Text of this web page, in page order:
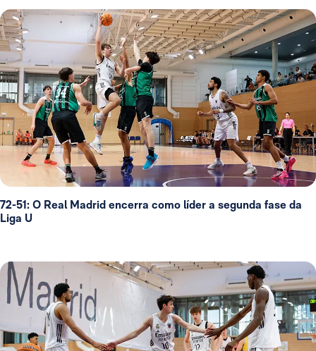
72-51: O Real Madrid encerra como líder a segunda fase da
Liga U